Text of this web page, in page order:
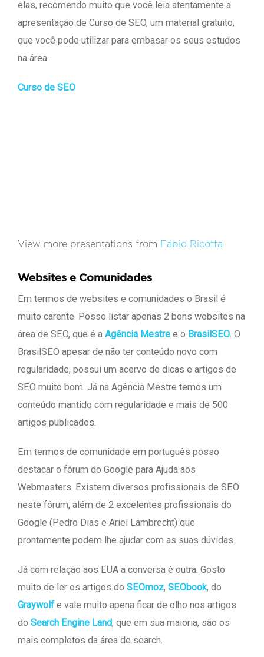
elas, recomendo muito que você leia atentamente a
apresentação de Curso de SEO, um material gratuito,
que você pode utilizar para embasar os seus estudos
na área.
Curso de SEO
View more presentations from Fábio Ricotta
Websites e Comunidades
Em termos de websites e comunidades o Brasil é
muito carente. Posso listar apenas 2 bons websites na
área de SEO, que é a Agência Mestre e o BrasilSEO. O
BrasilSEO apesar de não ter conteúdo novo com
regularidade, possui um acervo de dicas e artigos de
SEO muito bom. Já na Agência Mestre temos um
conteúdo mantido com regularidade e mais de 500
artigos publicados.
Em termos de comunidade em português posso
destacar o fórum do Google para Ajuda aos
Webmasters. Existem diversos profissionais de SEO
neste fórum, além de 2 excelentes profissionais do
Google (Pedro Dias e Ariel Lambrecht) que
prontamente podem lhe ajudar com as suas dúvidas.
Já com relação aos EUA a conversa é outra. Gosto
muito de ler os artigos do SEOmoz, SEObook, do
Graywolfe vale muito apena ficar de olho nos artigos
do Search Engine Land, que em sua maioria, são os
mais completos da área de search.